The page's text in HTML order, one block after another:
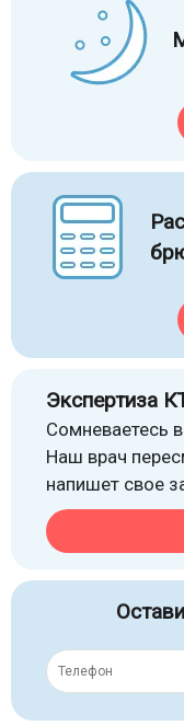
Экспертиза
Сомневаетесь
Наш врач
напишет свое